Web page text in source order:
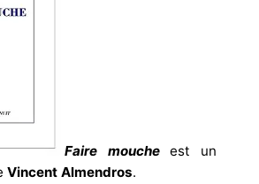
Faire moucheest un
Vincent Almendros.